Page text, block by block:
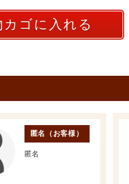
匿名（お客様）
匿名